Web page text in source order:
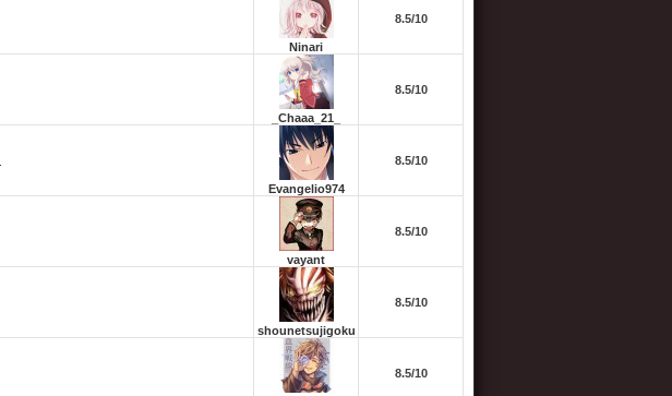
Ninari
8.5/10
_Chaaa_21_
8.5/10
Evangelio974
8.5/10
vayant
8.5/10
shounetsujigoku
8.5/10
8.5/10